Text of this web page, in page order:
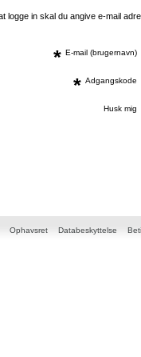
logge in skal du angive e-mail
* E-mail (brugernavn)
* Adgangskode
Husk mig
Ophavsret Databeskyttelse